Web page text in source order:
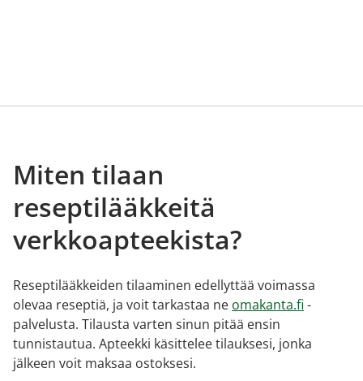
Miten tilaan
reseptilääkkeitä
verkkoapteekista?
Reseptilääkkeiden tilaaminen edellyttää voimassa
olevaa reseptiä, ja voit tarkastaa ne omakanta.fi -
palvelusta. Tilausta varten sinun pitää ensin
tunnistautua. Apteekki käsittelee tilauksesi, jonka
jälkeen voit maksaa ostoksesi.